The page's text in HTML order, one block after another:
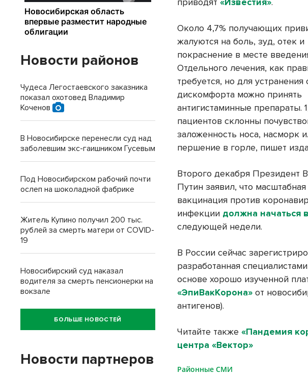
Около 4,7% получающих
жалуются на боль, зуд, отек и
покраснение в месте
Отдельного лечения, как
требуется, но для устранения
дискомфорта можно принять
антигистаминные препараты.
пациентов склонны
заложенность носа, насморк
першение в горле, пишет
Второго декабря Президент
Путин заявил, что масштабная
вакцинация против
инфекции должна начаться
следующей недели.
В России сейчас
разработанная
основе хорошо изученной
«ЭпиВакКорона» от
антигенов).
Читайте также«Пандемия
центра «Вектор»
Районные СМИ
Новости районов
Чудеса Легостаевского заказника
показал охотовед Владимир
Коченов
В Новосибирске перенесли суд над
заболевшим экс-гаишником Гусевым
Под Новосибирском рабочий почти
ослеп на шоколадной фабрике
Житель Купино получил 200 тыс.
рублей за смерть матери от COVID-
19
Новосибирский суд наказал
водителя за смерть пенсионерки на
вокзале
БОЛЬШЕ НОВОСТЕЙ
Новости партнеров